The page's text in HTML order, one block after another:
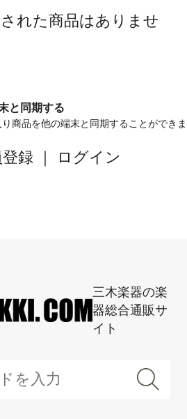
れた商品はありませ
と同期する
商品を他の端末と同期することができま
録 ｜ ログイン
三木楽器の楽
器総合通販サ
イト